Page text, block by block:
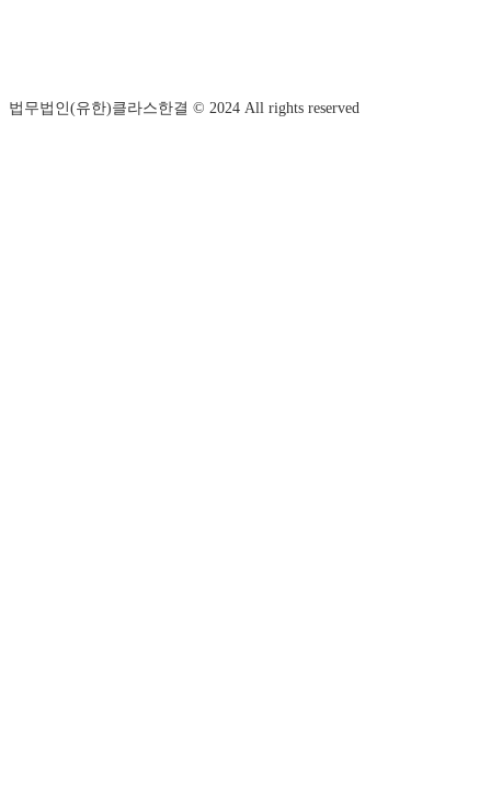
법무법인(유한)클라스한결 © 2024 All rights reserved